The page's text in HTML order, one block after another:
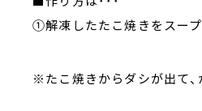
①解凍したたこ焼きをスープ
※たこ焼きからダシが出て